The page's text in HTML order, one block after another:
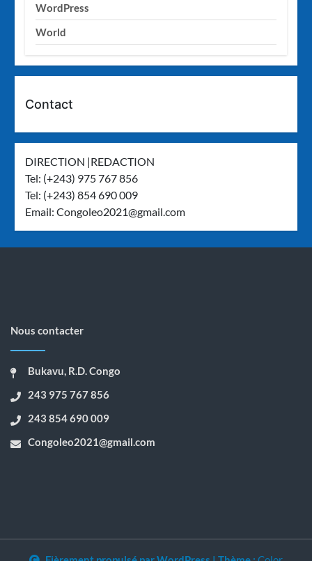
WordPress
World
Contact
DIRECTION |REDACTION
Tel: (+243) 975 767 856
Tel: (+243) 854 690 009
Email:Congoleo2021@gmail.com
Nous contacter
Bukavu, R.D. Congo
243 975 767 856
243 854 690 009
Congoleo2021@gmail.com